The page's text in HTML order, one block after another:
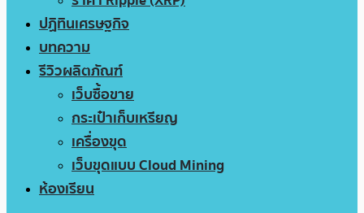
ปฏิทินเศรษฐกิจ
บทความ
รีวิวผลิตภัณฑ์
เว็บซื้อขาย
กระเป๋าเก็บเหรียญ
เครื่องขุด
เว็บขุดแบบ Cloud Mining
ห้องเรียน